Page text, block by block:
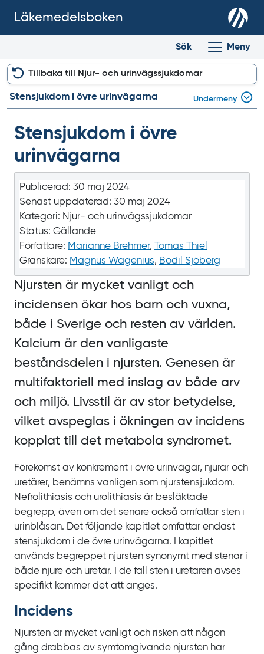
Läkemedelsboken
Sök Meny
Stensjukdom i övre
urinvägarna
Publicerad: 30 maj 2024
Senast uppdaterad: 30 maj 2024
Kategori: Njur- och urinvägssjukdomar
Status: Gällande
Författare: Marianne Brehmer, Tomas Thiel
Granskare: Magnus Wagenius, Bodil Sjöberg
Njursten är mycket vanligt och
incidensen ökar hos barn och vuxna,
både i Sverige och resten av världen.
Kalcium är den vanligaste
beståndsdelen i njursten. Genesen är
multifaktoriell med inslag av både arv
och miljö. Livsstil är av stor betydelse,
vilket avspeglas i ökningen av incidens
kopplat till det metabola syndromet.
Förekomst av konkrement i övre urinvägar, njurar och
uretärer, benämns vanligen som njurstensjukdom.
Nefrolithiasis och urolithiasis är besläktade
begrepp, även om det senare också omfattar sten i
urinblåsan. Det följande kapitlet omfattar endast
stensjukdom i de övre urinvägarna. I kapitlet
används begreppet njursten synonymt med stenar i
både njure och uretär. I de fall sten i uretären avses
specifikt kommer det att anges.
Incidens
Njursten är mycket vanligt och risken att någon
gång drabbas av symtomgivande njursten har
Tillbaka till Njur- och urinvägssjukdomar
Stensjukdom i övre urinvägarna Undermeny